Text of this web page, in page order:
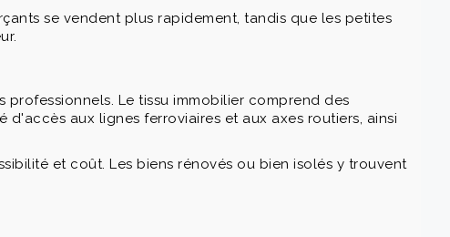
se vendent plus rapidement, tandis que les petites
Le tissu immobilier comprend des
aux lignes ferroviaires et aux axes routiers, ainsi
et coût. Les biens rénovés ou bien isolés y trouvent